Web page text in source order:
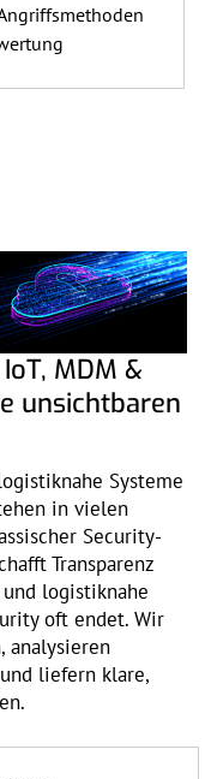
MDM &
unsichtbaren
Systeme
in vielen
Security-
Transparenz
logistiknahe
oft endet. Wir
analysieren
liefern klare,